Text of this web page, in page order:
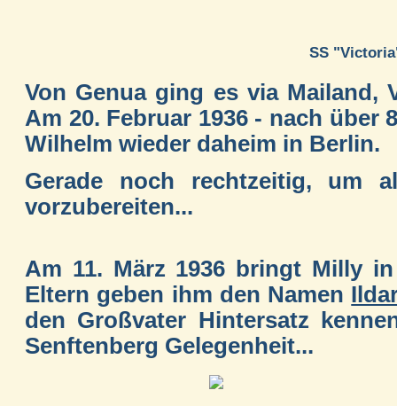
SS
Von Genua ging es via Mailand,
Am 20. Februar 1936 - nach über
Wilhelm wieder daheim in Berlin.
Gerade noch rechtzeitig, um
vorzubereiten...
Am 11. März 1936 bringt Milly
Eltern geben ihm den Namen
den Großvater Hintersatz
Senftenberg Gelegenheit...